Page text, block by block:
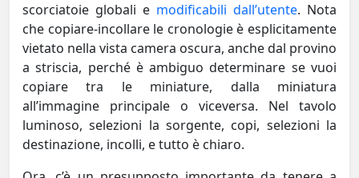
scorciatoie globali e modificabili dall’utente. Nota
che copiare-incollare le cronologie è esplicitamente
vietato nella vista camera oscura, anche dal provino
a striscia, perché è ambiguo determinare se vuoi
copiare tra le miniature, dalla miniatura
all’immagine principale o viceversa. Nel tavolo
luminoso, selezioni la sorgente, copi, selezioni la
destinazione, incolli, e tutto è chiaro.